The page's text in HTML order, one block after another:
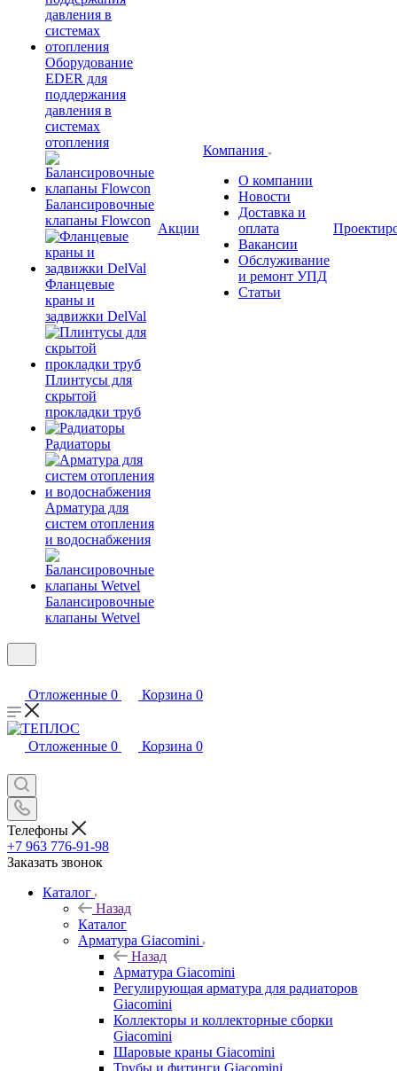
Оборудование
EDER для
поддержания
давления в
системах
отопления
Балансировочные
клапаны Flowcon
Фланцевые
краны и
задвижки DelVal
Плинтусы для
скрытой
прокладки труб
Радиаторы
Арматура для
систем отопления
и водоснабжения
Балансировочные
клапаны Wetvel
Акции
Компания
О компании
Новости
Доставка и
оплата
Вакансии
Обслуживание
и ремонт УПД
Статьи
Отложенные 0 Корзина 0
Отложенные 0 Корзина 0
Телефоны
+7 963 776-91-98
Заказать звонок
Каталог
Назад
Каталог
Арматура Giacomini
Назад
Арматура Giacomini
Регулирующая арматура для радиаторов
Giacomini
Коллекторы и коллекторные сборки
Giacomini
Шаровые краны Giacomini
Трубы и фитинги Giacomini